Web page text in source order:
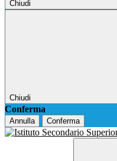
Chiudi
Chiudi
Conferma
Annulla Conferma